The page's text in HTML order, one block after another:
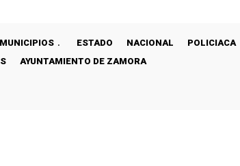
MUNICIPIOS ESTADO NACIONAL POLICIACA
AYUNTAMIENTO DE ZAMORA